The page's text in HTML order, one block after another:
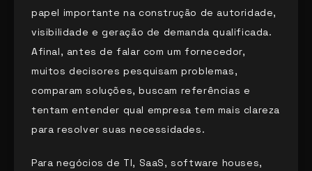
papel importante na construção de autoridade,
visibilidade e geração de demanda qualificada.
Afinal, antes de falar com um fornecedor,
muitos decisores pesquisam problemas,
comparam soluções, buscam referências e
tentam entender qual empresa tem mais clareza
para resolver suas necessidades.
Para negócios de TI, SaaS, software houses,